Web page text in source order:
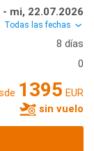
mi, 22.07.2026
Todas las fechas
8 días
0
1395 EUR
sin vuelo